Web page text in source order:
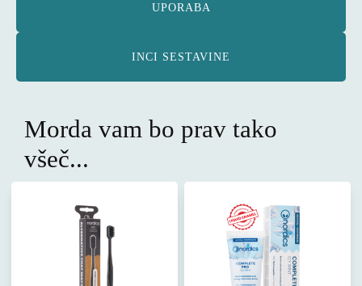
UPORABA
INCI SESTAVINE
Morda vam bo prav tako
všeč...